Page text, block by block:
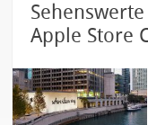
Apple Store